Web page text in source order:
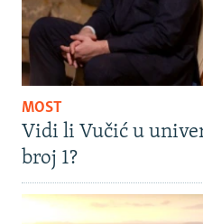
MOST
Vidi li Vučić u
broj 1?